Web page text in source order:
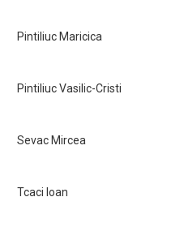
Pintiliuc Maricica
Pintiliuc Vasilic-Cristi
Sevac Mircea
Tcaci Ioan